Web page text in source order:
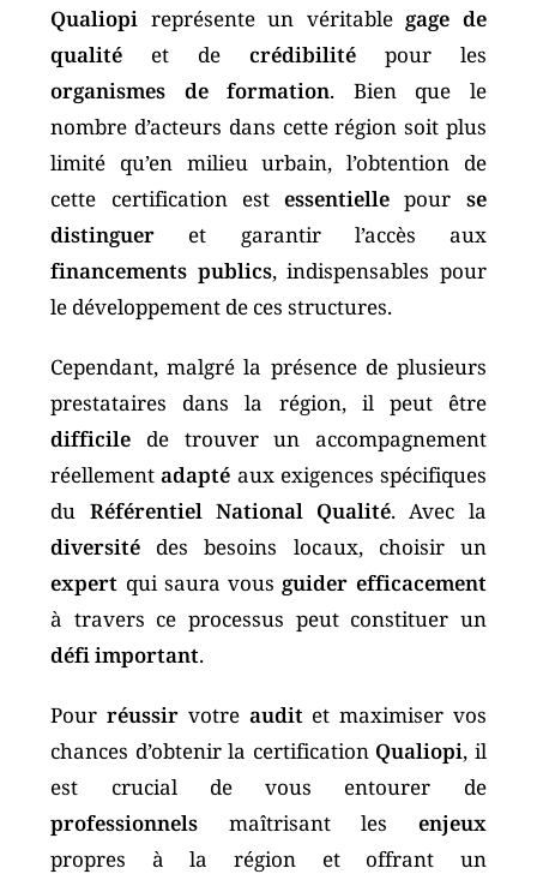
Qualiopi représente un véritable gage de
qualité et de crédibilitépour les
organismes de formation. Bien que le
nombre d’acteurs dans cette région soit plus
limité qu’en milieu urbain, l’obtention de
cette certification estessentielle pour se
distinguer et garantir l’accès aux
financements publics, indispensables pour
le développement de ces structures.
Cependant, malgré la présence de plusieurs
prestataires dans la région, il peut être
difficile de trouver un accompagnement
réellementadapté aux exigences spécifiques
du Référentiel National Qualité. Avec la
diversité des besoins locaux, choisir un
expert qui saura vous guider efficacement
à travers ce processus peut constituer un
défi important.
Pourréussir votre auditet maximiser vos
chances d’obtenir la certification Qualiopi, il
est crucial de vous entourer de
professionnels maîtrisant les enjeux
propres à la région et offrant un